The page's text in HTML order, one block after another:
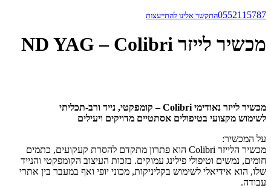
0552115787התקשר אלינו להתייעצות
מכשיר לייזר ND YAG – Colibri
מכשיר לייזר נאודימי Colibri – קומפקטי, נייד ורב-תכליתי
לשימוש מקצועי בטיפולים אסתטיים מדויקים ויעילים
על המכשיר:
מכשיר הלייזר Colibri הוא פתרון מתקדם להסרת קעקועים, כתמים
חומים, נמשים וטיפולי פילינג עמוקים. בזכות העיצוב הקומפקטי והנייד
שלו, הוא אידיאלי לשימוש בקליניקות, מכוני יופי ואף במעבר בין אתרי
עבודה.